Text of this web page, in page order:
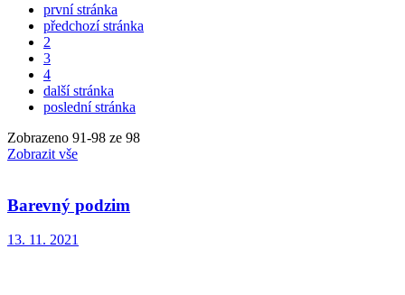
první stránka
předchozí stránka
2
3
4
další stránka
poslední stránka
Zobrazeno 91-98 ze 98
Zobrazit vše
Barevný podzim
13. 11. 2021